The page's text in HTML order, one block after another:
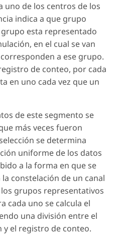
uno de los centros de los
indica a que grupo
esta representado
en el cual se van
a ese grupo.
de conteo, por cada
en uno cada vez que un
de este segmento se
más veces fueron
se determina
uniforme de los datos
a la forma en que se
constelación de un canal
grupos representativos
cada uno se calcula el
una división entre el
el registro de conteo.